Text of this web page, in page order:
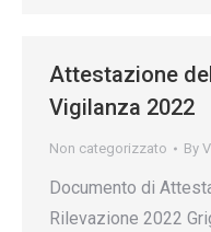
Attestazione
Vigilanza 2022
Non categorizzato By
Documento di
Rilevazione 2022